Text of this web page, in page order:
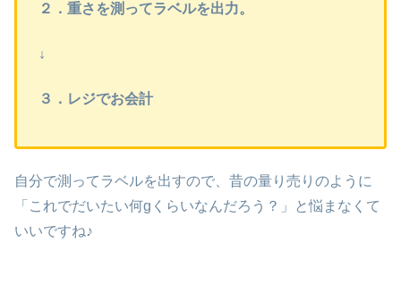
２．重さを測ってラベルを出力。
↓
３．レジでお会計
自分で測ってラベルを出すので、昔の量り売りのように
「これでだいたい何gくらいなんだろう？」と悩まなくて
いいですね♪